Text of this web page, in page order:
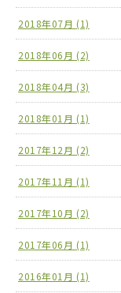
2018年07月 (1)
2018年06月 (2)
2018年04月 (3)
2018年01月 (1)
2017年12月 (2)
2017年11月 (1)
2017年10月 (2)
2017年06月 (1)
2016年01月 (1)